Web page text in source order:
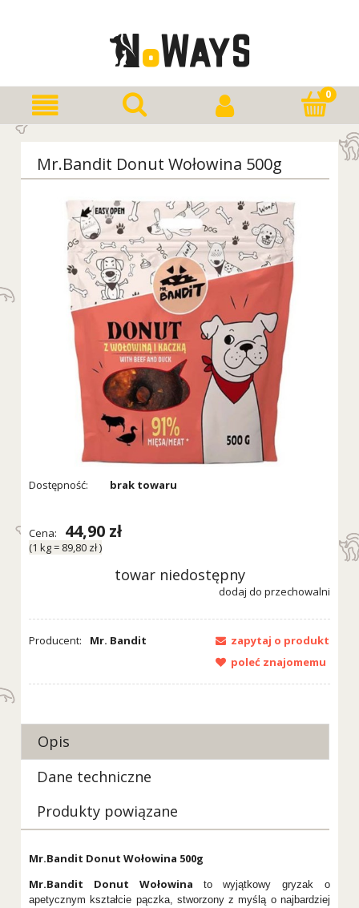
Mr.Bandit Donut Wołowina 500g
Dostępność: brak towaru
Cena: 44,90 zł
(1 kg= 89,80 zł)
towar niedostępny
dodaj do przechowalni
Producent: Mr. Bandit
zapytaj o produkt
poleć znajomemu
Opis
Dane techniczne
Produkty powiązane
Mr.Bandit Donut Wołowina 500g
Mr.Bandit Donut Wołowina
to wyjątkowy gryzak o
apetycznym kształcie pączka, stworzony z myślą o najbardziej